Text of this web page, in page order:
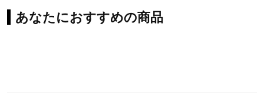
あなたにおすすめの商品